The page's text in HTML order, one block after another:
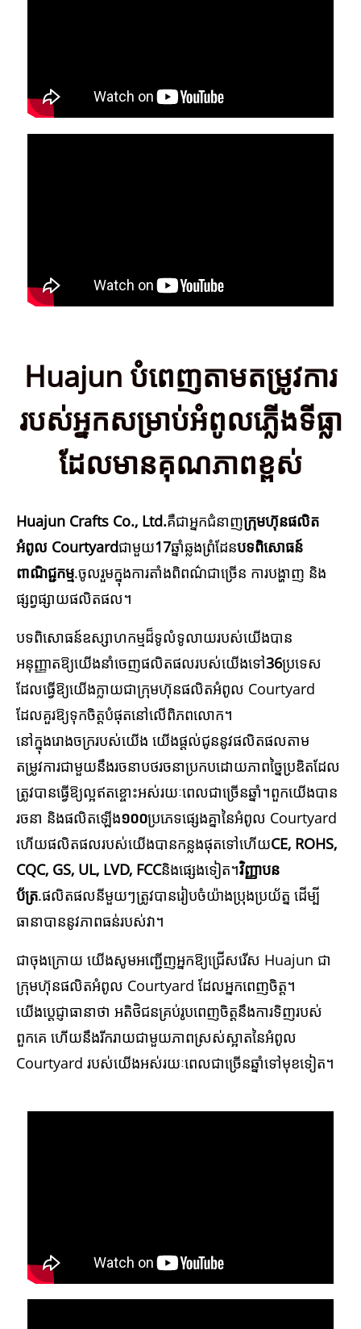
Huajun បំពេញតាមតម្រូវការ
របស់អ្នកសម្រាប់អំពូលភ្លើងទីធ្លា
ដែលមានគុណភាពខ្ពស់
Huajun Crafts Co., Ltd.គឺជាអ្នកជំនាញក្រុមហ៊ុនផលិត
អំពូល Courtyardជាមួយ17ឆ្នាំឆ្លងព្រំដែនបទពិសោធន៍
ពាណិជ្ជកម្ម.ចូលរួមក្នុងការតាំងពិពណ៌ជាច្រើន ការបង្ហាញ និង
ផ្សព្វផ្សាយផលិតផល។
បទពិសោធន៍ឧស្សាហកម្មដ៏ទូលំទូលាយរបស់យើងបាន
អនុញ្ញាតឱ្យយើងនាំចេញផលិតផលរបស់យើងទៅ36ប្រទេស
ដែលធ្វើឱ្យយើងក្លាយជាក្រុមហ៊ុនផលិតអំពូល Courtyard
ដែលគួរឱ្យទុកចិត្តបំផុតនៅលើពិភពលោក។
នៅក្នុងរោងចក្ររបស់យើង យើងផ្តល់ជូននូវផលិតផលតាម
តម្រូវការជាមួយនឹងរចនាបថរចនាប្រកបដោយភាពច្នៃប្រឌិតដែល
ត្រូវបានធ្វើឱ្យល្អឥតខ្ចោះអស់រយៈពេលជាច្រើនឆ្នាំ។ពួកយើងបាន
រចនា និងផលិតឡើង១០០ប្រភេទផ្សេងគ្នានៃអំពូល Courtyard
ហើយផលិតផលរបស់យើងបានកន្លងផុតទៅហើយCE, ROHS,
CQC, GS, UL, LVD, FCCនិងផ្សេងទៀត។វិញ្ញាបន
ប័ត្រ.ផលិតផលនីមួយៗត្រូវបានរៀបចំយ៉ាងប្រុងប្រយ័ត្ន ដើម្បី
ធានាបាននូវភាពធន់របស់វា។
ជាចុងក្រោយ យើងសូមអញ្ជើញអ្នកឱ្យជ្រើសរើស Huajun ជា
ក្រុមហ៊ុនផលិតអំពូល Courtyard ដែលអ្នកពេញចិត្ត។
យើងប្តេជ្ញាធានាថា អតិថិជនគ្រប់រូបពេញចិត្តនឹងការទិញរបស់
ពួកគេ ហើយនឹងរីករាយជាមួយភាពស្រស់ស្អាតនៃអំពូល
Courtyard របស់យើងអស់រយៈពេលជាច្រើនឆ្នាំទៅមុខទៀត។